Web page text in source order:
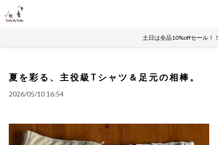
土日は全品10%offセール！
夏を彩る、主役級Tシャツ＆足元の相棒。
2026/05/10 16:54